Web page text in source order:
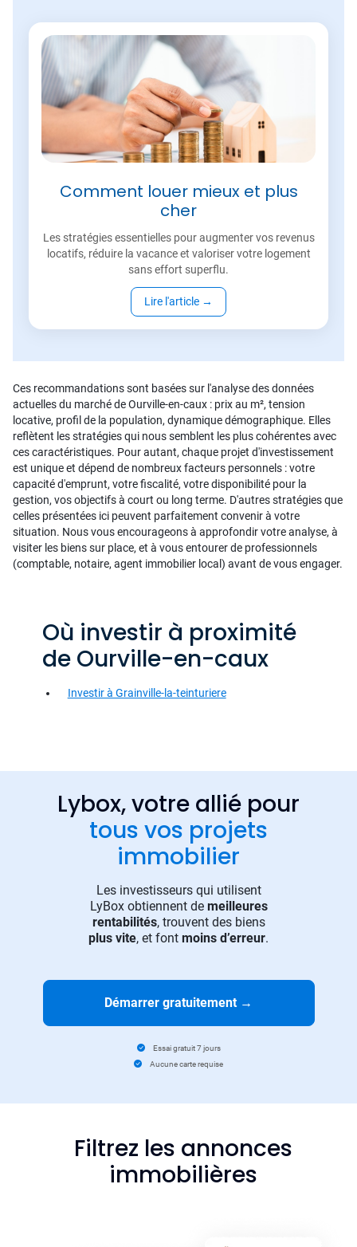
Comment louer mieux et plus
cher
Les stratégies essentielles pour augmenter vos revenus
locatifs, réduire la vacance et valoriser votre logement
sans effort superflu.
Lire l'article →
Ces recommandations sont basées sur l'analyse des données
actuelles du marché de Ourville-en-caux : prix au m², tension
locative, profil de la population, dynamique démographique. Elles
reflètent les stratégies qui nous semblent les plus cohérentes avec
ces caractéristiques. Pour autant, chaque projet d'investissement
est unique et dépend de nombreux facteurs personnels : votre
capacité d'emprunt, votre fiscalité, votre disponibilité pour la
gestion, vos objectifs à court ou long terme. D'autres stratégies que
celles présentées ici peuvent parfaitement convenir à votre
situation. Nous vous encourageons à approfondir votre analyse, à
visiter les biens sur place, et à vous entourer de professionnels
(comptable, notaire, agent immobilier local) avant de vous engager.
Où investir à proximité
de Ourville-en-caux
Investir à Grainville-la-teinturiere
Lybox, votre allié pour
tous vos projets
immobilier
Les investisseurs qui utilisent
LyBox obtiennent de meilleures
rentabilités, trouvent des biens
plus vite, et font moins d’erreur.
Démarrer gratuitement →
Essai gratuit 7 jours
Aucune carte requise
Filtrez les annonces
immobilières